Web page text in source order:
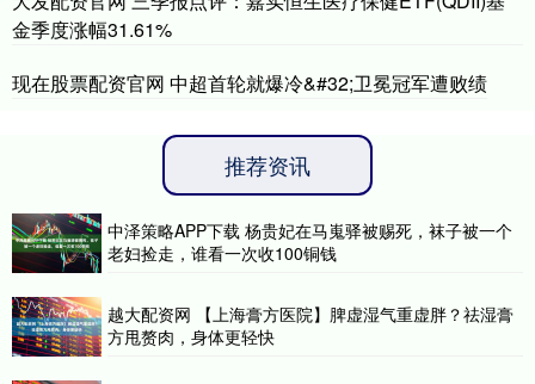
金季度涨幅31.61%
现在股票配资官网 中超首轮就爆冷&#32;卫冕冠军遭败绩
推荐资讯
中泽策略APP下载 杨贵妃在马嵬驿被赐死，袜子被一个
老妇捡走，谁看一次收100铜钱
越大配资网 【上海膏方医院】脾虚湿气重虚胖？祛湿膏
方甩赘肉，身体更轻快